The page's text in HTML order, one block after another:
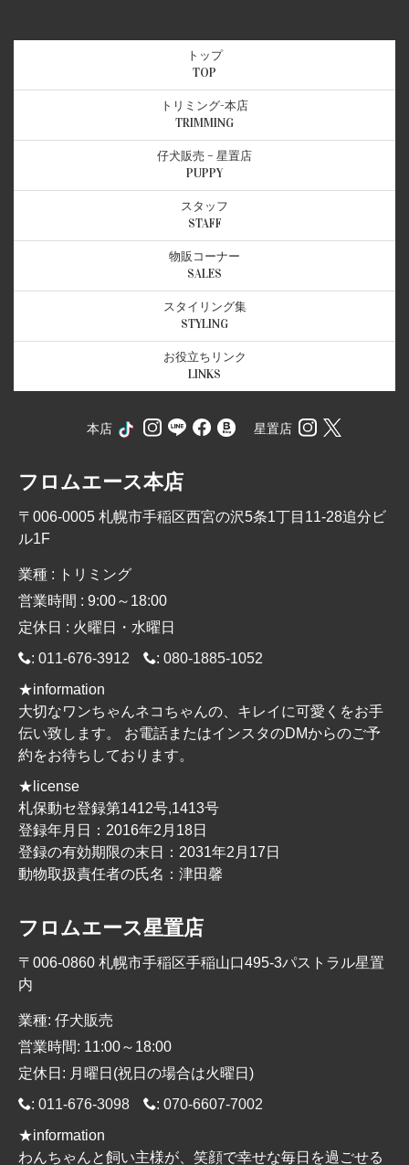
TOP
トップ
TRIMMING
トリミング-本店
PUPPY
仔犬販売 – 星置店
STAFF
スタッフ
SALES
物販コーナー
STYLING
スタイリング集
LINKS
お役立ちリンク
本店 星置店
フロムエース本店
〒006-0005 札幌市手稲区西宮の沢5条1丁目11-28追分ビ
ル1F
業種 : トリミング
営業時間 : 9:00～18:00
定休日 : 火曜日・水曜日
: 011-676-3912 : 080-1885-1052
★information
大切なワンちゃんネコちゃんの、キレイに可愛くをお手
伝い致します。 お電話またはインスタのDMからのご予
約をお待ちしております。
★license
札保動セ登録第1412号,1413号
登録年月日：2016年2月18日
登録の有効期限の末日：2031年2月17日
動物取扱責任者の氏名：津田馨
フロムエース星置店
〒006-0860 札幌市手稲区手稲山口495-3パストラル星置
内
業種: 仔犬販売
営業時間: 11:00～18:00
定休日: 月曜日(祝日の場合は火曜日)
: 011-676-3098 : 070-6607-7002
★information
わんちゃんと飼い主様が、笑顔で幸せな毎日を過ごせる